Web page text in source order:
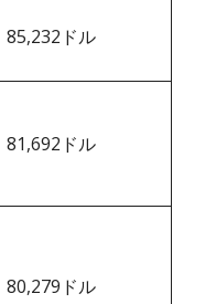
85,232ドル
81,692ドル
80,279ドル